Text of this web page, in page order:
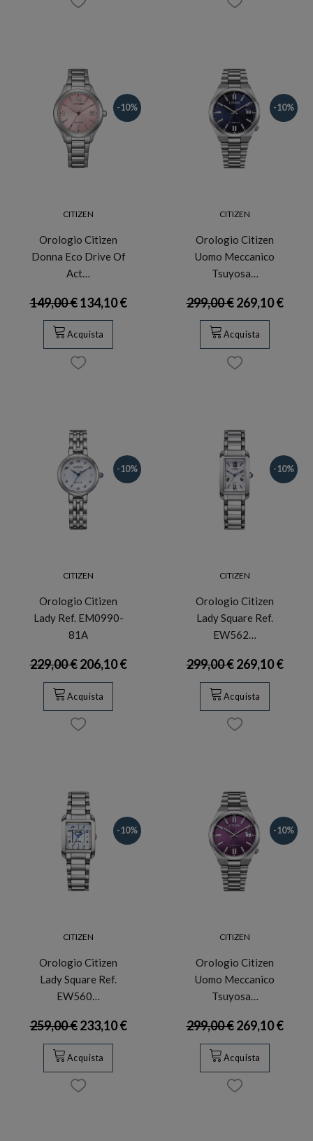
-10%
CITIZEN
Orologio Citizen
Donna Eco Drive Of
Act…
149,00 €134,10 €
Acquista
-10%
CITIZEN
Orologio Citizen
Uomo Meccanico
Tsuyosa…
299,00 €269,10 €
Acquista
-10%
CITIZEN
Orologio Citizen
Lady Ref. EM0990-
81A
229,00 €206,10 €
Acquista
-10%
CITIZEN
Orologio Citizen
Lady Square Ref.
EW562…
299,00 €269,10 €
Acquista
-10%
CITIZEN
Orologio Citizen
Lady Square Ref.
EW560…
259,00 €233,10 €
Acquista
-10%
CITIZEN
Orologio Citizen
Uomo Meccanico
Tsuyosa…
299,00 €269,10 €
Acquista